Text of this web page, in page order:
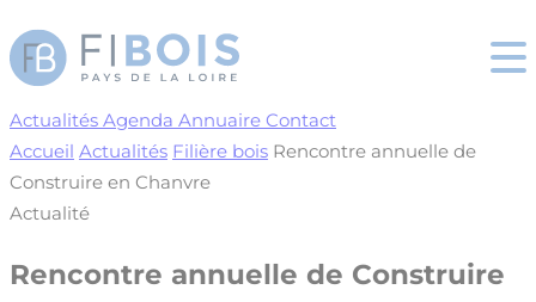
Actualités Agenda Annuaire Contact
Accueil Actualités Filière bois Rencontre annuelle de
Construire en Chanvre
Actualité
Rencontre annuelle de Construire